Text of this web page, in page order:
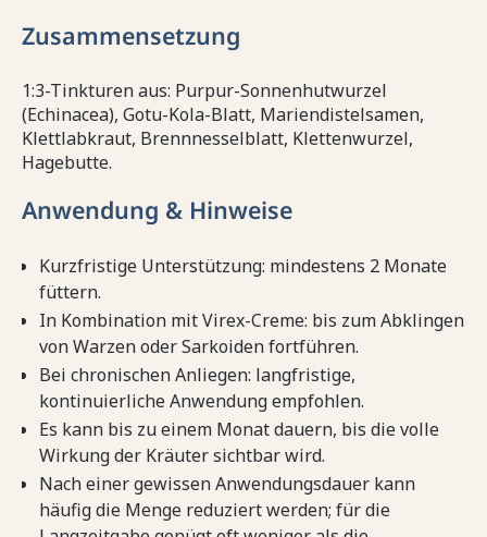
Zusammensetzung
1:3-Tinkturen aus: Purpur-Sonnenhutwurzel
(Echinacea), Gotu-Kola-Blatt, Mariendistelsamen,
Klettlabkraut, Brennnesselblatt, Klettenwurzel,
Hagebutte.
Anwendung & Hinweise
Kurzfristige Unterstützung: mindestens 2 Monate
füttern.
In Kombination mit Virex-Creme: bis zum Abklingen
von Warzen oder Sarkoiden fortführen.
Bei chronischen Anliegen: langfristige,
kontinuierliche Anwendung empfohlen.
Es kann bis zu einem Monat dauern, bis die volle
Wirkung der Kräuter sichtbar wird.
Nach einer gewissen Anwendungsdauer kann
häufig die Menge reduziert werden; für die